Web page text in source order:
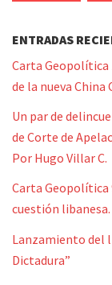
ENTRADAS
Carta Geopolítica
de la nueva China
Un par de
de Corte de
Por Hugo Villar C.
Carta Geopolítica
cuestión
Lanzamiento del
Dictadura”